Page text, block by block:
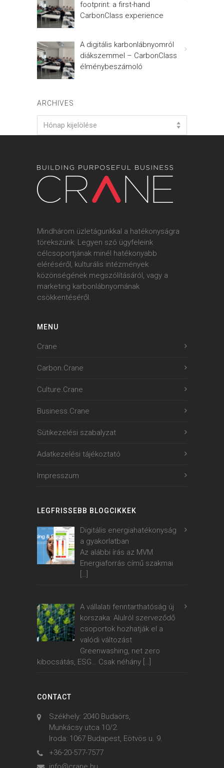
footprint: a first-hand
CarbonClass experience
A digitális karbonlábnyomról
diákszemmel – CarbonClass
élménybeszámoló
ARCHIVES
Hónap kijelölése
Mindhárom üzletágunkkal a hatékonyságra
törekszünk: Legyen szó ügyfeleink
célcsoportjának minél hatékonyabb
eléréséről, kulturális intézmények
közönségének megszólításáról, vagy a
marketing karbonlábnyomának
csökkentéséről.
MENU
Crane
Carbon.Crane
Culture.Crane
Business.Crane
Sütikezelési szabalyzat
Adatkezelési tájékoztató
Impresszum
LEGFRISSEBB BLOGCIKKEK
Digitális energiahatékonyság
a gyakorlatban
Az alábbi írás az MVM
Energiaforrás című szakmai
A vállalati fenntarthatóság új
korszaka: Alulról szerveződő
csoportok hozhatják el a
valódi változást
Greenwashing, net zero
kibocsátás, ESG… Csak néhány […]
CONTACT
Székhely: 2040 Budaörs,
Munkácsy utca 10/2.
Iroda: 1067 Budapest, Eötvös u. 9.
+36-20-577-7577